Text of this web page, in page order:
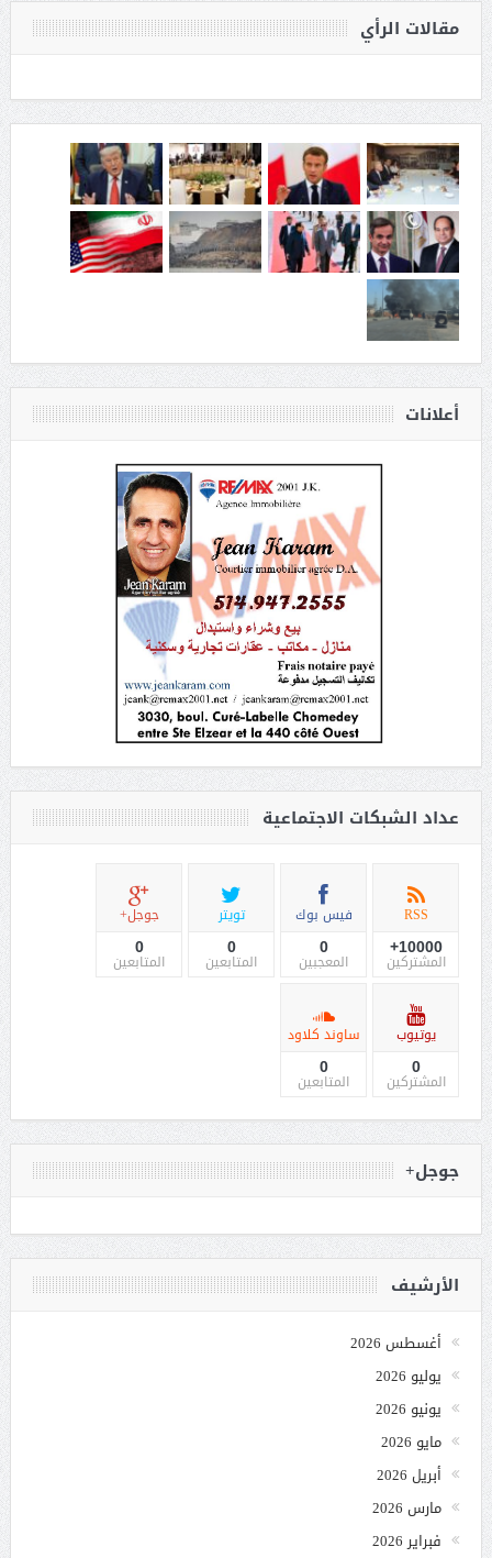
مقالات الرأي
أعلانات
عداد الشبكات الاجتماعية
RSS
10000+
المشتركين
فيس بوك
0
المعجبين
تويتر
0
المتابعين
جوجل+
0
المتابعين
يوتيوب
0
المشتركين
ساوند كلاود
0
المتابعين
جوجل+
الأرشيف
أغسطس 2026
يوليو 2026
يونيو 2026
مايو 2026
أبريل 2026
مارس 2026
فبراير 2026